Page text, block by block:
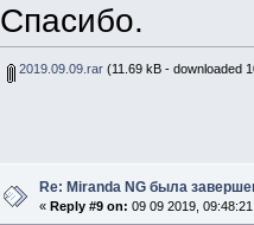
Спасибо.
2019.09.09.rar(11.69 kB - downloaded
Re: Miranda NG была
« Reply #9 on: 09 09 2019,